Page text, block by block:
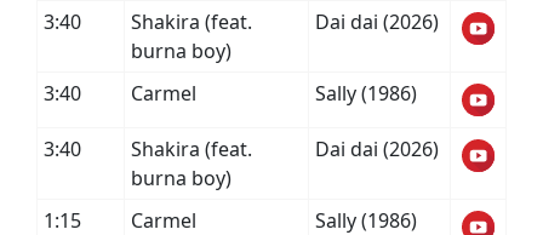
3:40
Shakira (feat.
burna boy)
Dai dai (2026)
3:40 Carmel Sally (1986)
3:40
Shakira (feat.
burna boy)
Dai dai (2026)
1:15 Carmel Sally (1986)